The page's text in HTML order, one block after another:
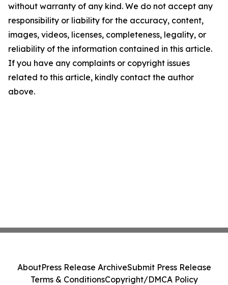
without warranty of any kind. We do not accept any
responsibility or liability for the accuracy, content,
images, videos, licenses, completeness, legality, or
reliability of the information contained in this article.
If you have any complaints or copyright issues
related to this article, kindly contact the author
above.
AboutPress Release ArchiveSubmit Press Release
Terms & ConditionsCopyright/DMCA Policy